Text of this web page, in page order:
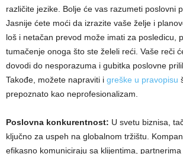
različite jezike. Bolje će vas razumeti poslovni
Jasnije ćete moći da izrazite vaše želje i
loš i netačan prevod može imati za posledicu,
tumačenje onoga što ste želeli reći. Vaše reči
dovodi do nesporazuma i gubitka poslovne
Takođe, možete napraviti i greške u pravopisu
prepoznato kao neprofesionalizam.
Poslovna konkurentnost: U svetu biznisa,
ključno za uspeh na globalnom tržištu.
efikasno komuniciraju sa klijentima,